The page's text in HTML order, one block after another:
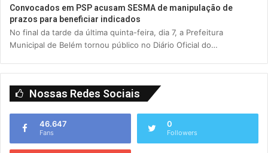
Convocados em PSP acusam SESMA de manipulação de
prazos para beneficiar indicados
No final da tarde da última quinta-feira, dia 7, a Prefeitura
Municipal de Belém tornou público no Diário Oficial do…
Nossas Redes Sociais
46.647
Fans
0
Followers